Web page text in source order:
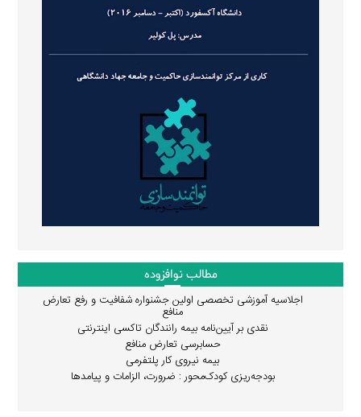
مطالب نوافزوده
اجلاسیه آموزشی تخصصی اولین جشنواره شفافیت و رفع تعارض
منافع
نقدی بر آیین‌نامه بیمه رانندگان تاکسی اینترنتی
حسابرسی تعارض منافع
بیمه نیروی کار پلتفرمی
بودجه‌ریزی کودک‌محور : ضرورت، الزامات و پیامدها